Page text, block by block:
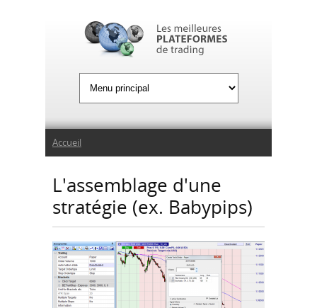
Vous êtes ici
Accueil
L'assemblage d'une
stratégie (ex. Babypips)